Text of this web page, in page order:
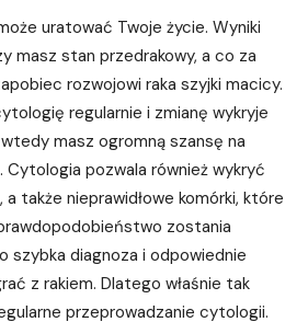
uratować Twoje życie. Wyniki
masz stan przedrakowy, a co za
rozwojowi raka szyjki macicy.
regularnie i zmianę wykryje
masz ogromną szansę na
Cytologia pozwala również wykryć
także nieprawidłowe komórki, które
zostania
szybka diagnoza i odpowiednie
z rakiem. Dlatego właśnie tak
przeprowadzanie cytologii.